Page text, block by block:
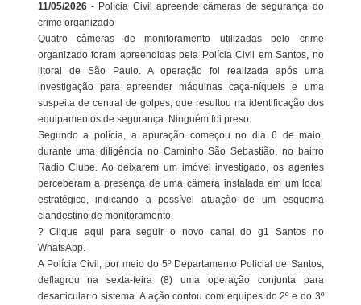
11/05/2026 - Polícia Civil apreende câmeras de segurança do
crime organizado
Quatro câmeras de monitoramento utilizadas pelo crime
organizado foram apreendidas pela Polícia Civil em Santos, no
litoral de São Paulo. A operação foi realizada após uma
investigação para apreender máquinas caça-níqueis e uma
suspeita de central de golpes, que resultou na identificação dos
equipamentos de segurança. Ninguém foi preso.
Segundo a polícia, a apuração começou no dia 6 de maio,
durante uma diligência no Caminho São Sebastião, no bairro
Rádio Clube. Ao deixarem um imóvel investigado, os agentes
perceberam a presença de uma câmera instalada em um local
estratégico, indicando a possível atuação de um esquema
clandestino de monitoramento.
? Clique aqui para seguir o novo canal do g1 Santos no
WhatsApp.
A Polícia Civil, por meio do 5º Departamento Policial de Santos,
deflagrou na sexta-feira (8) uma operação conjunta para
desarticular o sistema. A ação contou com equipes do 2º e do 3º